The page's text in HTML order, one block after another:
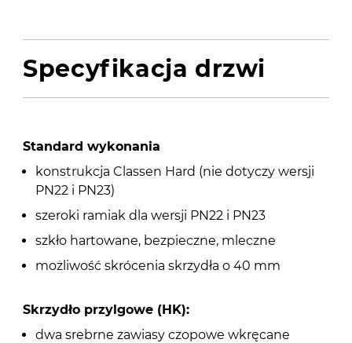
Specyfikacja drzwi
Standard wykonania
konstrukcja Classen Hard (nie dotyczy wersji
PN22 i PN23)
szeroki ramiak dla wersji PN22 i PN23
szkło hartowane, bezpieczne, mleczne
możliwość skrócenia skrzydła o 40 mm
Skrzydło przylgowe (HK):
dwa srebrne zawiasy czopowe wkręcane